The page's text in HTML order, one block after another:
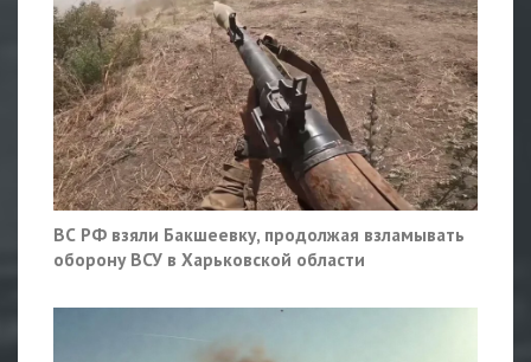
ВС РФ взяли Бакшеевку, продолжая взламывать
оборону ВСУ в Харьковской области